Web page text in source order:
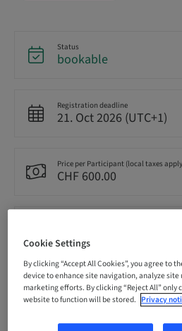
Status
bookable
Registration deadline
21. Oct 2026 (UTC+1)
Price per Participant (local taxes
CHF 600.00
French
Points
7.00 Points
Cookie Settings
By clicking “Accept All Cookies”, you agree to
device to enhance site navigation, analyze site
marketing efforts. By clicking “Reject All” only
website to function will be stored. Privacy